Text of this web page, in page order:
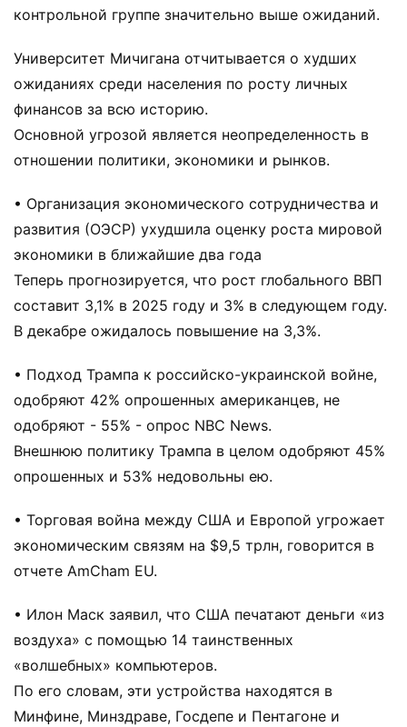
контрольной группе значительно выше ожиданий.
Университет Мичигана отчитывается о худших
ожиданиях среди населения по росту личных
финансов за всю историю.
Основной угрозой является неопределенность в
отношении политики, экономики и рынков.
• Организация экономического сотрудничества и
развития (ОЭСР) ухудшила оценку роста мировой
экономики в ближайшие два года
Теперь прогнозируется, что рост глобального ВВП
составит 3,1% в 2025 году и 3% в следующем году.
В декабре ожидалось повышение на 3,3%.
• Подход Трампа к российско-украинской войне,
одобряют 42% опрошенных американцев, не
одобряют - 55% - опрос NBC News.
Внешнюю политику Трампа в целом одобряют 45%
опрошенных и 53% недовольны ею.
• Торговая война между США и Европой угрожает
экономическим связям на $9,5 трлн, говорится в
отчете AmCham EU.
• Илон Маск заявил, что США печатают деньги «из
воздуха» с помощью 14 таинственных
«волшебных» компьютеров.
По его словам, эти устройства находятся в
Минфине, Минздраве, Госдепе и Пентагоне и